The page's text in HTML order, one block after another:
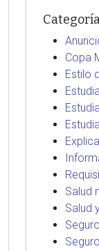
Copa
Estilo
Salud
Salud